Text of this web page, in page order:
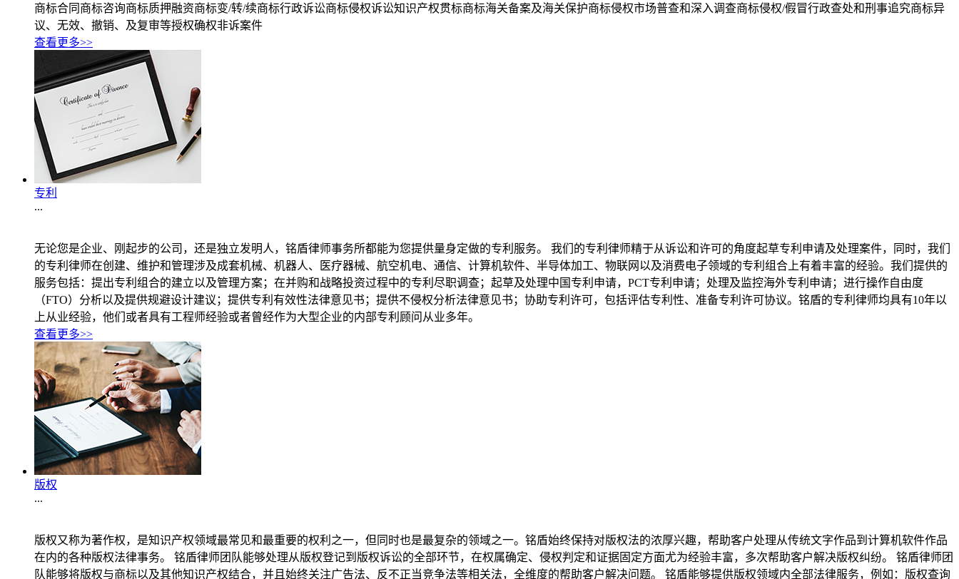
商标合同商标咨询商标质押融资商标变/转/续商标行政诉讼商标侵权诉讼知识产权贯标商标海关备案及海关保护商标侵权市场普查和深入调查商标侵权/假冒行政查处和刑事追究商标异
议、无效、撤销、及复审等授权确权非诉案件
查看更多>>
专利
...
无论您是企业、刚起步的公司，还是独立发明人，铭盾律师事务所都能为您提供量身定做的专利服务。 我们的专利律师精于从诉讼和许可的角度起草专利申请及处理案件，同时，我们
的专利律师在创建、维护和管理涉及成套机械、机器人、医疗器械、航空机电、通信、计算机软件、半导体加工、物联网以及消费电子领域的专利组合上有着丰富的经验。我们提供的
服务包括：提出专利组合的建立以及管理方案；在并购和战略投资过程中的专利尽职调查；起草及处理中国专利申请，PCT专利申请；处理及监控海外专利申请；进行操作自由度
（FTO）分析以及提供规避设计建议；提供专利有效性法律意见书；提供不侵权分析法律意见书；协助专利许可，包括评估专利性、准备专利许可协议。铭盾的专利律师均具有10年以
上从业经验，他们或者具有工程师经验或者曾经作为大型企业的内部专利顾问从业多年。
查看更多>>
版权
...
版权又称为著作权，是知识产权领域最常见和最重要的权利之一，但同时也是最复杂的领域之一。铭盾始终保持对版权法的浓厚兴趣，帮助客户处理从传统文字作品到计算机软件作品
在内的各种版权法律事务。 铭盾律师团队能够处理从版权登记到版权诉讼的全部环节，在权属确定、侵权判定和证据固定方面尤为经验丰富，多次帮助客户解决版权纠纷。 铭盾律师团
队能够将版权与商标以及其他知识产权结合，并且始终关注广告法、反不正当竞争法等相关法，全维度的帮助客户解决问题。 铭盾能够提供版权领域内全部法律服务，例如：版权查询